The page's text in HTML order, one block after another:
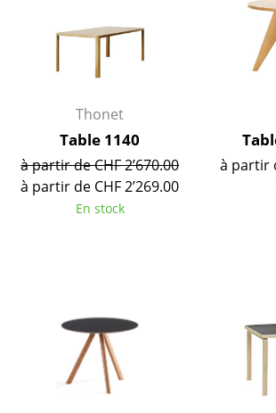
Appliques murales
Luminaires d’extérieur
... voir tous les luminaires
Lits
Lits doubles
Lits enfants
Tables de chevet et Accessoires de
... voir tous les lits
Thonet
Table 1140
à partir de CHF 2’670.00
à partir de CHF 2’269.00
En stock
à partir